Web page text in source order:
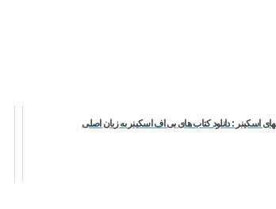
اسکینر : دانلود کتاب های بی اف اسکینر به زبان اصلی